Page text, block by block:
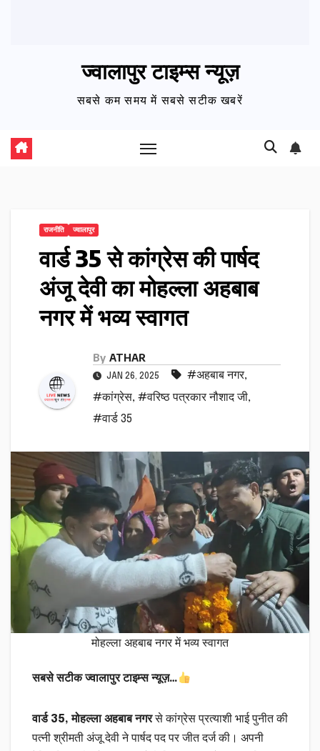
ज्वालापुर टाइम्स न्यूज़
सबसे कम समय में सबसे सटीक खबरें
राजनीति ज्वालापुर
वार्ड 35 से कांग्रेस की पार्षद
अंजू देवी का मोहल्ला अहबाब
नगर में भव्य स्वागत
By ATHAR
JAN 26, 2025 #अहबाब नगर,
#कांग्रेस, #वरिष्ठ पत्रकार नौशाद जी,
#वार्ड 35
मोहल्ला अहबाब नगर में भव्य स्वागत
सबसे सटीक ज्वालापुर टाइम्स न्यूज़…
वार्ड 35, मोहल्ला अहबाब नगरसे कांग्रेस प्रत्याशी भाई पुनीत की
पत्नी श्रीमती अंजू देवी ने पार्षद पद पर जीत दर्ज की। अपनी